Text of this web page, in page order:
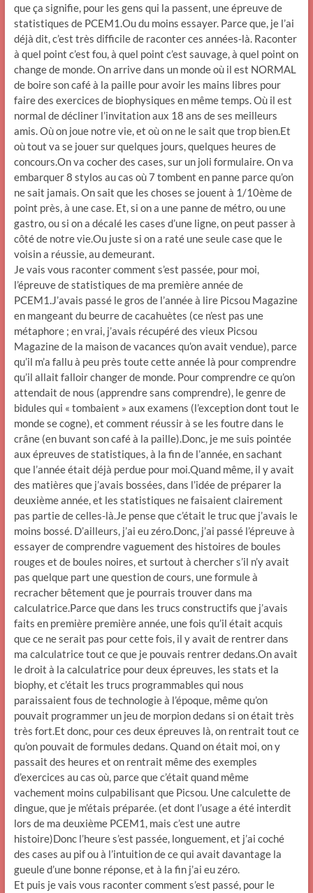
que ça signifie, pour les gens qui la passent, une épreuve de
statistiques de PCEM1.Ou du moins essayer. Parce que, je l’ai
déjà dit, c’est très difficile de raconter ces années-là. Raconter
à quel point c’est fou, à quel point c’est sauvage, à quel point on
change de monde. On arrive dans un monde où il est NORMAL
de boire son café à la paille pour avoir les mains libres pour
faire des exercices de biophysiques en même temps. Où il est
normal de décliner l’invitation aux 18 ans de ses meilleurs
amis. Où on joue notre vie, et où on ne le sait que trop bien.Et
où tout va se jouer sur quelques jours, quelques heures de
concours.On va cocher des cases, sur un joli formulaire. On va
embarquer 8 stylos au cas où 7 tombent en panne parce qu’on
ne sait jamais. On sait que les choses se jouent à 1/10ème de
point près, à une case. Et, si on a une panne de métro, ou une
gastro, ou si on a décalé les cases d’une ligne, on peut passer à
côté de notre vie.Ou juste si on a raté une seule case que le
voisin a réussie, au demeurant.
Je vais vous raconter comment s’est passée, pour moi,
l’épreuve de statistiques de ma première année de
PCEM1.J’avais passé le gros de l’année à lire Picsou Magazine
en mangeant du beurre de cacahuètes (ce n’est pas une
métaphore ; en vrai, j’avais récupéré des vieux Picsou
Magazine de la maison de vacances qu’on avait vendue), parce
qu’il m’a fallu à peu près toute cette année là pour comprendre
qu’il allait falloir changer de monde. Pour comprendre ce qu’on
attendait de nous (apprendre sans comprendre), le genre de
bidules qui « tombaient » aux examens (l’exception dont tout le
monde se cogne), et comment réussir à se les foutre dans le
crâne (en buvant son café à la paille).Donc, je me suis pointée
aux épreuves de statistiques, à la fin de l’année, en sachant
que l’année était déjà perdue pour moi.Quand même, il y avait
des matières que j’avais bossées, dans l’idée de préparer la
deuxième année, et les statistiques ne faisaient clairement
pas partie de celles-là.Je pense que c’était le truc que j’avais le
moins bossé. D’ailleurs, j’ai eu zéro.Donc, j’ai passé l’épreuve à
essayer de comprendre vaguement des histoires de boules
rouges et de boules noires, et surtout à chercher s’il n’y avait
pas quelque part une question de cours, une formule à
recracher bêtement que je pourrais trouver dans ma
calculatrice.Parce que dans les trucs constructifs que j’avais
faits en première première année, une fois qu’il était acquis
que ce ne serait pas pour cette fois, il y avait de rentrer dans
ma calculatrice tout ce que je pouvais rentrer dedans.On avait
le droit à la calculatrice pour deux épreuves, les stats et la
biophy, et c’était les trucs programmables qui nous
paraissaient fous de technologie à l’époque, même qu’on
pouvait programmer un jeu de morpion dedans si on était très
très fort.Et donc, pour ces deux épreuves là, on rentrait tout ce
qu’on pouvait de formules dedans. Quand on était moi, on y
passait des heures et on rentrait même des exemples
d’exercices au cas où, parce que c’était quand même
vachement moins culpabilisant que Picsou. Une calculette de
dingue, que je m’étais préparée. (et dont l’usage a été interdit
lors de ma deuxième PCEM1, mais c’est une autre
histoire)Donc l’heure s’est passée, longuement, et j’ai coché
des cases au pif ou à l’intuition de ce qui avait davantage la
gueule d’une bonne réponse, et à la fin j’ai eu zéro.
Et puis je vais vous raconter comment s’est passé, pour le